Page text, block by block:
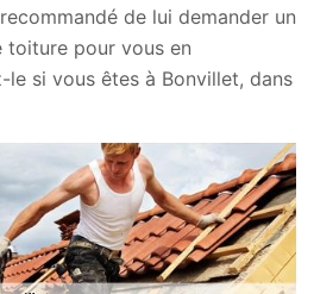
de lui demander un
toiture pour vous en
si vous êtes à Bonvillet, dans